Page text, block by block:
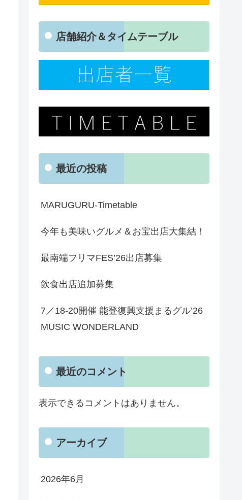
店舗紹介＆タイムテーブル
最近の投稿
MARUGURU-Timetable
今年も美味いグルメ＆お宝出店大集結！
最南端フリマFES’26出店募集
飲食出店追加募集
7／18-20開催 能登復興支援まるグル’26
MUSIC WONDERLAND
最近のコメント
表示できるコメントはありません。
アーカイブ
2026年6月